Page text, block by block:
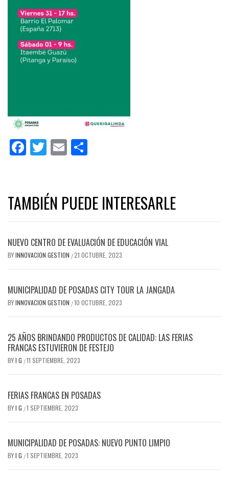
Facebook
Twitter
Email
TAMBIÉN PUEDE INTERESARLE
NUEVO CENTRO DE EVALUACIÓN DE EDUCACIÓN VIAL
BYINNOVACION GESTION /21 OCTUBRE, 2023
MUNICIPALIDAD DE POSADAS CITY TOUR LA JANGADA
BYINNOVACION GESTION /10 OCTUBRE, 2023
25 AÑOS BRINDANDO PRODUCTOS DE CALIDAD: LAS FERIAS
FRANCAS ESTUVIERON DE FESTEJO
BYI G /11 SEPTIEMBRE, 2023
FERIAS FRANCAS EN POSADAS
BYI G /1 SEPTIEMBRE, 2023
MUNICIPALIDAD DE POSADAS: NUEVO PUNTO LIMPIO
BYI G /1 SEPTIEMBRE, 2023